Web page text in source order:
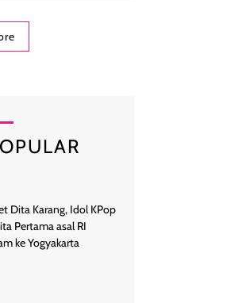
Dita Karang, Idol KPop
Pertama asal RI
ke Yogyakarta